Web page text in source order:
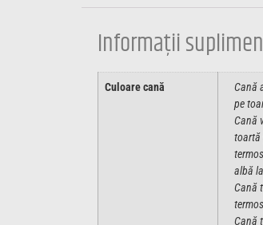
Informații
Culoare cană
Cană
pe
Cană
toartă
albă
Cană
Cană